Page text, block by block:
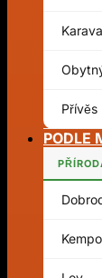
Přívěs
PODLE